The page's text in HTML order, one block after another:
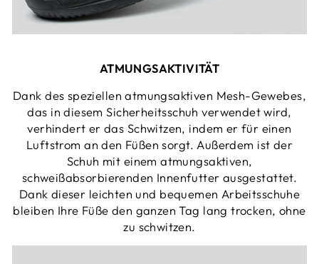
ATMUNGSAKTIVITÄT
Dank des speziellen atmungsaktiven Mesh-Gewebes,
das in diesem Sicherheitsschuh verwendet wird,
verhindert er das Schwitzen, indem er für einen
Luftstrom an den Füßen sorgt. Außerdem ist der
Schuh mit einem atmungsaktiven,
schweißabsorbierenden Innenfutter ausgestattet.
Dank dieser leichten und bequemen Arbeitsschuhe
bleiben Ihre Füße den ganzen Tag lang trocken, ohne
zu schwitzen.